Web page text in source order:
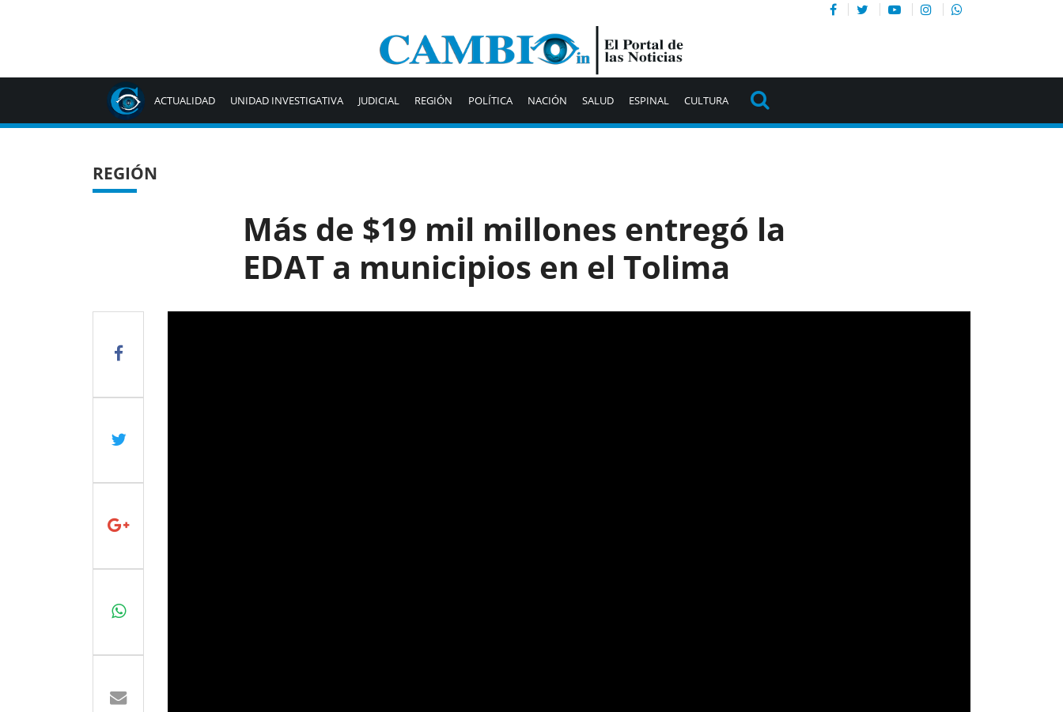
ACTUALIDAD UNIDAD INVESTIGATIVA JUDICIAL REGIÓN POLÍTICA NACIÓN SALUD ESPINAL CULTURA
REGIÓN
Más de $19 mil millones entregó la
EDAT a municipios en el Tolima